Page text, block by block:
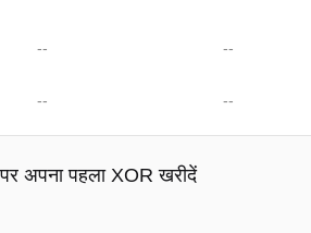
-- --
-- --
पर अपना पहला XOR खरीदें